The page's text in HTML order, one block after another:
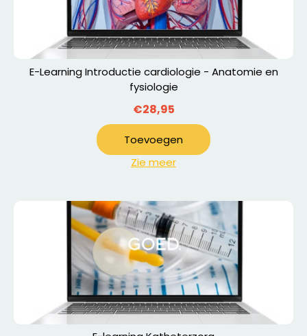
E-Learning Introductie cardiologie - Anatomie en
fysiologie
€28,95
Toevoegen
Zie meer